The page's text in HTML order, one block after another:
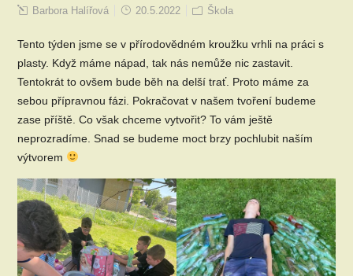
Barbora Halířová 20.5.2022 Škola
Tento týden jsme se v přírodovědném kroužku vrhli na práci s
plasty. Když máme nápad, tak nás nemůže nic zastavit.
Tentokrát to ovšem bude běh na delší trať. Proto máme za
sebou přípravnou fázi. Pokračovat v našem tvoření budeme
zase příště. Co však chceme vytvořit? To vám ještě
neprozradíme. Snad se budeme moct brzy pochlubit naším
výtvorem